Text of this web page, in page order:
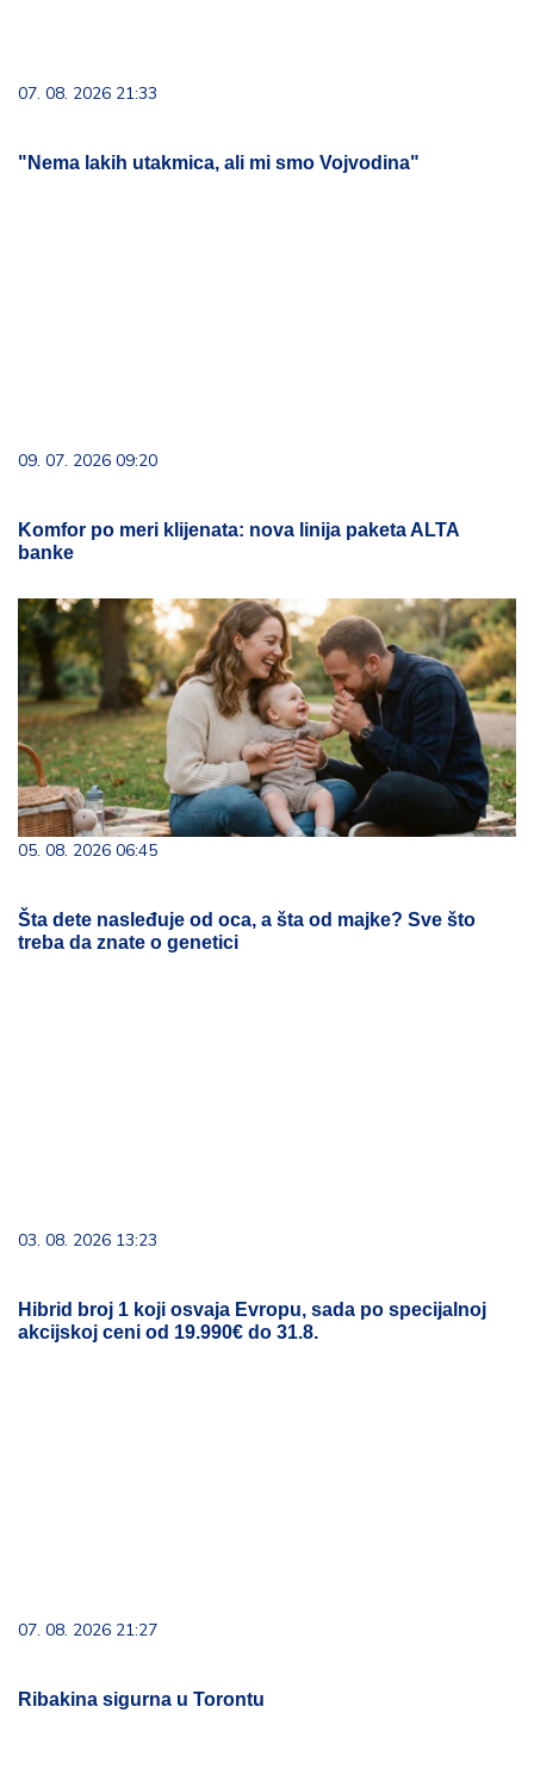
07. 08. 2026 21:33
"Nema lakih utakmica, ali mi smo Vojvodina"
09. 07. 2026 09:20
Komfor po meri klijenata: nova linija paketa ALTA
banke
05. 08. 2026 06:45
Šta dete nasleđuje od oca, a šta od majke? Sve što
treba da znate o genetici
03. 08. 2026 13:23
Hibrid broj 1 koji osvaja Evropu, sada po specijalnoj
akcijskoj ceni od 19.990€ do 31.8.
07. 08. 2026 21:27
Ribakina sigurna u Torontu